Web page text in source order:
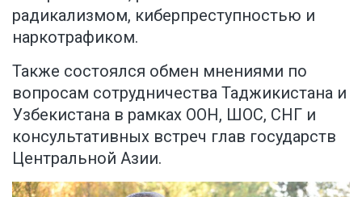
радикализмом, киберпреступностью и
наркотрафиком.
Также состоялся обмен мнениями по
вопросам сотрудничества Таджикистана и
Узбекистана в рамках ООН, ШОС, СНГ и
консультативных встреч глав государств
Центральной Азии.